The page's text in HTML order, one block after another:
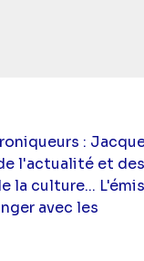
:
l'actualité et des
la culture...
avec les